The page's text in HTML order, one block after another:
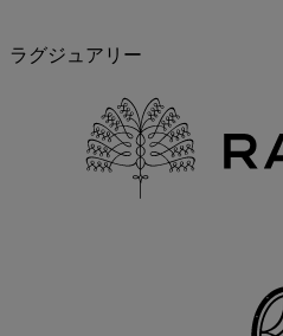
ラグジュアリー